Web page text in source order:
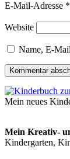
E-Mail-Adresse *
Website
Name, E-
Mein neues
Mein Kreativ-
Kindergarten,